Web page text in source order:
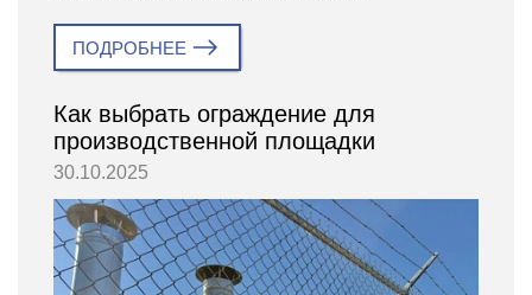
ПОДРОБНЕЕ
Как выбрать ограждение для
производственной площадки
30.10.2025